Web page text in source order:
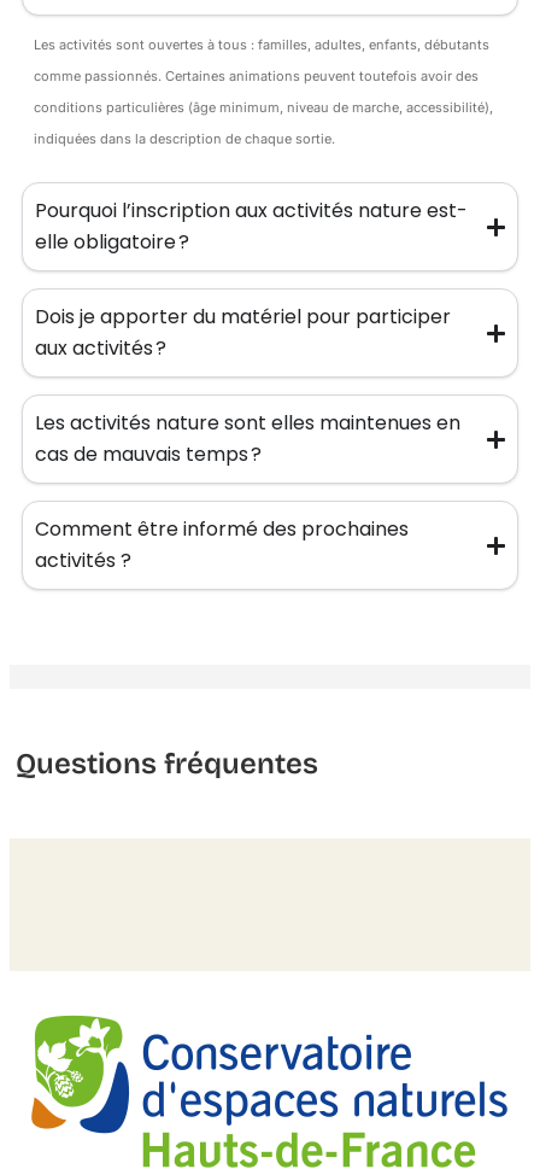
Les activités sont ouvertes à tous : familles, adultes, enfants, débutants
comme passionnés. Certaines animations peuvent toutefois avoir des
conditions particulières (âge minimum, niveau de marche, accessibilité),
indiquées dans la description de chaque sortie.
Pourquoi l’inscription aux activités nature est-
elle obligatoire ?
Dois je apporter du matériel pour participer
aux activités ?
Les activités nature sont elles maintenues en
cas de mauvais temps ?
Comment être informé des prochaines
activités ?
Questions fréquentes